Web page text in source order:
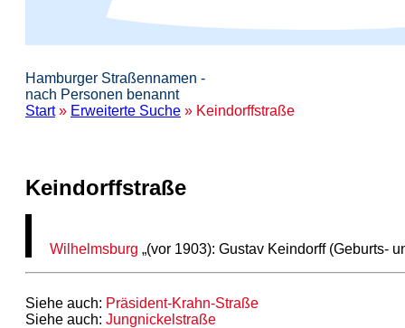
Hamburger Straßennamen -
nach Personen benannt
Start» Erweiterte Suche » Keindorffstraße
Keindorffstraße
Wilhelmsburg „(vor 1903): Gustav Keindorff (Geburts-
Siehe auch: Präsident-Krahn-Straße
Siehe auch: Jungnickelstraße